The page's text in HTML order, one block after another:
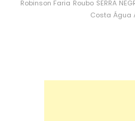
Robinson Faria Roubo SERRA
Costa Água